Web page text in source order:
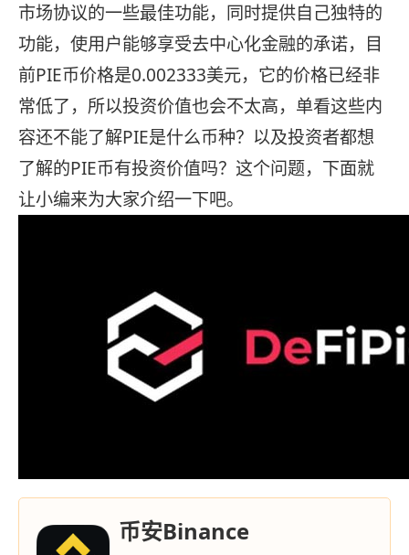
市场协议的一些最佳功能，同时提供自己独特的
功能，使用户能够享受去中心化金融的承诺，目
前PIE币价格是0.002333美元，它的价格已经非
常低了，所以投资价值也会不太高，单看这些内
容还不能了解PIE是什么币种？以及投资者都想
了解的PIE币有投资价值吗？这个问题，下面就
让小编来为大家介绍一下吧。
币安Binance